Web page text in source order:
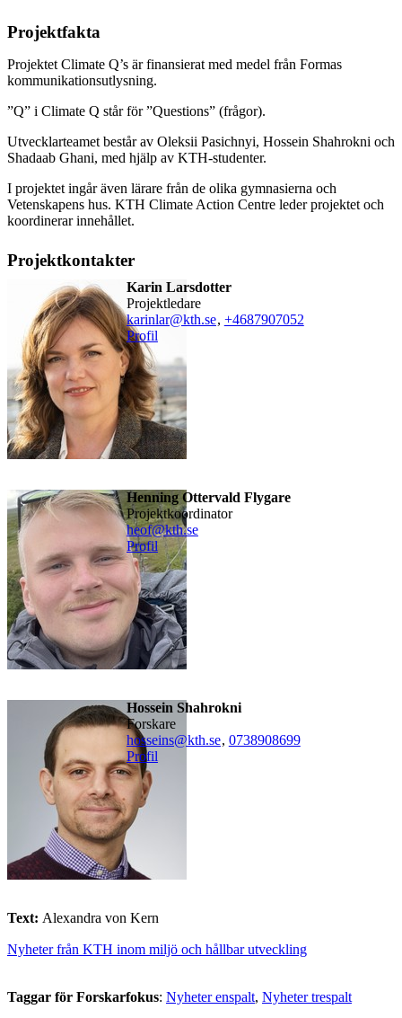
Projektfakta
Projektet Climate Q’s är finansierat med medel från Formas
kommunikationsutlysning.
”Q” i Climate Q står för ”Questions” (frågor).
Utvecklarteamet består av Oleksii Pasichnyi, Hossein Shahrokni och
Shadaab Ghani, med hjälp av KTH-studenter.
I projektet ingår även lärare från de olika gymnasierna och
Vetenskapens hus. KTH Climate Action Centre leder projektet och
koordinerar innehållet.
Projektkontakter
Karin Larsdotter
projektledare
karinlar@kth.se, +4687907052
Profil
Henning Ottervald Flygare
Projektkoordinator
heof@kth.se
Profil
Hossein Shahrokni
forskare
hosseins@kth.se, 0738908699
Profil
Text: Alexandra von Kern
Nyheter från KTH inom miljö och hållbar utveckling
Taggar för Forskarfokus: Nyheter enspalt Nyheter trespalt